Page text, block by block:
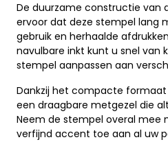
De duurzame constructie van
ervoor dat deze stempel lang
gebruik en herhaalde
navulbare inkt kunt u snel van
stempel aanpassen aan
Dankzij het compacte formaat
een draagbare metgezel die
Neem de stempel overal mee
verfijnd accent toe aan al uw